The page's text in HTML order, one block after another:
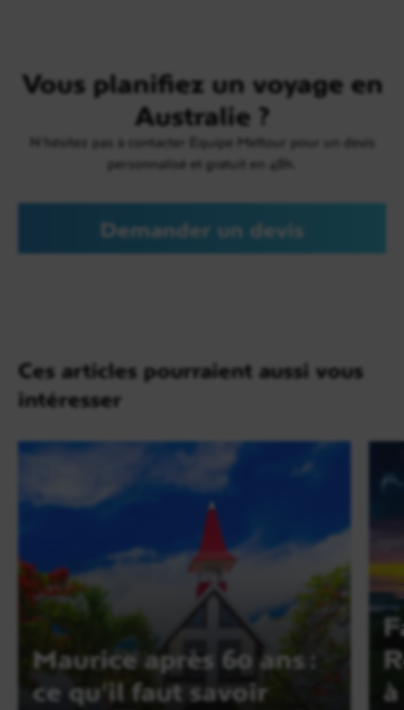
Vous planifiez un voyage en
Australie ?
N'hésitez pas à contacter Equipe Meltour pour un devis
personnalisé et gratuit en 48h.
Demander un devis
Ces articles pourraient aussi vous
intéresser
Maurice après 60 ans :
ce qu'il faut savoir